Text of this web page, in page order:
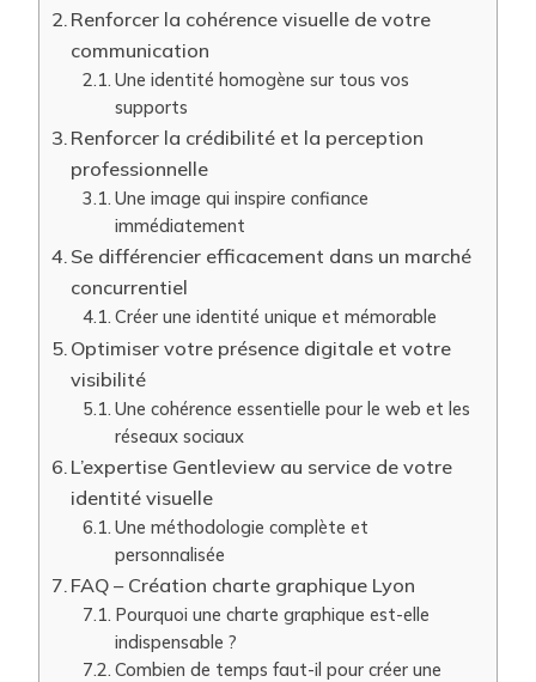
Renforcer la cohérence visuelle de votre
communication
Une identité homogène sur tous vos
supports
Renforcer la crédibilité et la perception
professionnelle
Une image qui inspire confiance
immédiatement
Se différencier efficacement dans un marché
concurrentiel
Créer une identité unique et mémorable
Optimiser votre présence digitale et votre
visibilité
Une cohérence essentielle pour le web et les
réseaux sociaux
L’expertise Gentleview au service de votre
identité visuelle
Une méthodologie complète et
personnalisée
FAQ – Création charte graphique Lyon
Pourquoi une charte graphique est-elle
indispensable ?
Combien de temps faut-il pour créer une